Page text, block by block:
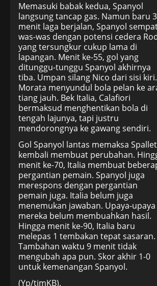
Memasuki babak kedua, Spanyol
langsung tancap gas. Namun baru 3
menit laga berjalan, Spanyol
was-was dengan potensi cedera
yang tersungkur cukup lama di
lapangan. Menit ke-55, gol yang
ditunggu-tunggu Spanyol akhirnya
tiba. Umpan silang Nico dari sisi kiri.
Morata menyundul bola pelan ke
tiang jauh. Bek Italia, Calafiori
bermaksud menghentikan bola di
tengah lajunya, tapi justru
mendorongnya ke gawang sendiri.
Gol Spanyol lantas memaksa
kembali membuat perubahan.
menit ke-70, Italia membuat
pergantian pemain. Spanyol juga
merespons dengan pergantian
pemain juga. Italia belum juga
menemukan jawaban. Upaya-upaya
mereka belum membuahkan hasil.
Hingga menit ke-90, Italia baru
melepas 1 tembakan tepat sasaran.
Tambahan waktu 9 menit tidak
mengubah apa pun. Skor akhir 1-0
untuk kemenangan Spanyol.
(Yp/timKB).